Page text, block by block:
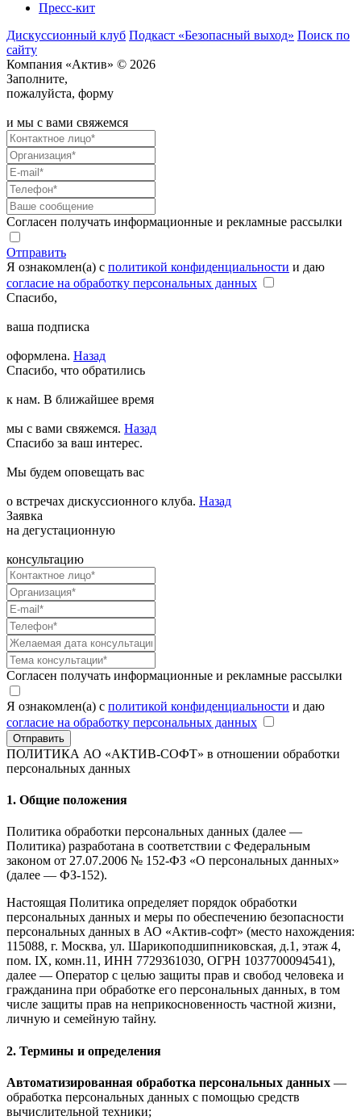
Пресс-кит
Дискуссионный клуб Подкаст «Безопасный выход» Поиск по
сайту
Компания «Актив» © 2026
Заполните,
пожалуйста, форму
и мы с вами свяжемся
Согласен получать информационные и рекламные рассылки
Отправить
Я ознакомлен(а) с политикой конфиденциальности и даю
согласие на обработку персональных данных
Спасибо,
ваша подписка
оформлена. Назад
Спасибо, что обратились
к нам. В ближайшее время
мы с вами свяжемся. Назад
Спасибо за ваш интерес.
Мы будем оповещать вас
о встречах дискуссионного клуба. Назад
Заявка
на дегустационную
консультацию
Согласен получать информационные и рекламные рассылки
Я ознакомлен(а) с политикой конфиденциальности и даю
согласие на обработку персональных данных
Отправить
ПОЛИТИКА АО «АКТИВ-СОФТ» в отношении обработки
персональных данных
1. Общие положения
Политика обработки персональных данных (далее —
Политика) разработана в соответствии с Федеральным
законом от 27.07.2006 № 152-ФЗ «О персональных данных»
(далее — ФЗ-152).
Настоящая Политика определяет порядок обработки
персональных данных и меры по обеспечению безопасности
персональных данных в АО «Актив-софт» (место нахождения:
115088, г. Москва, ул. Шарикоподшипниковская, д.1, этаж 4,
пом. IX, комн.11, ИНН 7729361030, ОГРН 1037700094541),
далее — Оператор с целью защиты прав и свобод человека и
гражданина при обработке его персональных данных, в том
числе защиты прав на неприкосновенность частной жизни,
личную и семейную тайну.
2. Термины и определения
Автоматизированная обработка персональных данных —
обработка персональных данных с помощью средств
вычислительной техники;